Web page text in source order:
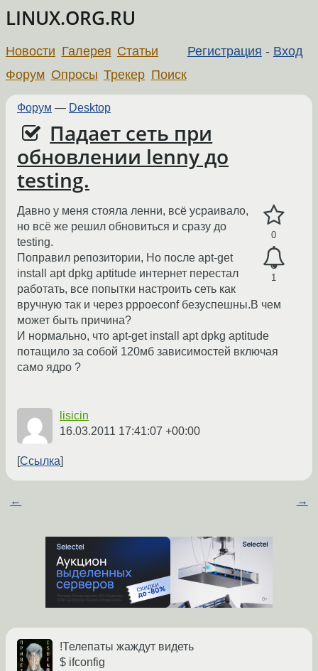
LINUX.ORG.RU
Регистрация - Вход
Новости Галерея Статьи
Форум Опросы Трекер Поиск
Форум — Desktop
Падает сеть при
обновлении lenny до
testing.
0
1
Давно у меня стояла ленни, всё усраивало,
но всё же решил обновиться и сразу до
testing.
Поправил репозитории, Но после apt-get
install apt dpkg aptitude интернет перестал
работать, все попытки настроить сеть как
вручную так и через pppoeconf безуспешны.В чем
может быть причина?
И нормально, что apt-get install apt dpkg aptitude
потащило за собой 120мб зависимостей включая
само ядро ?
lisicin
16.03.2011 17:41:07 +00:00
Ссылка
← →
!Телепаты жаждут видеть
$ ifconfig